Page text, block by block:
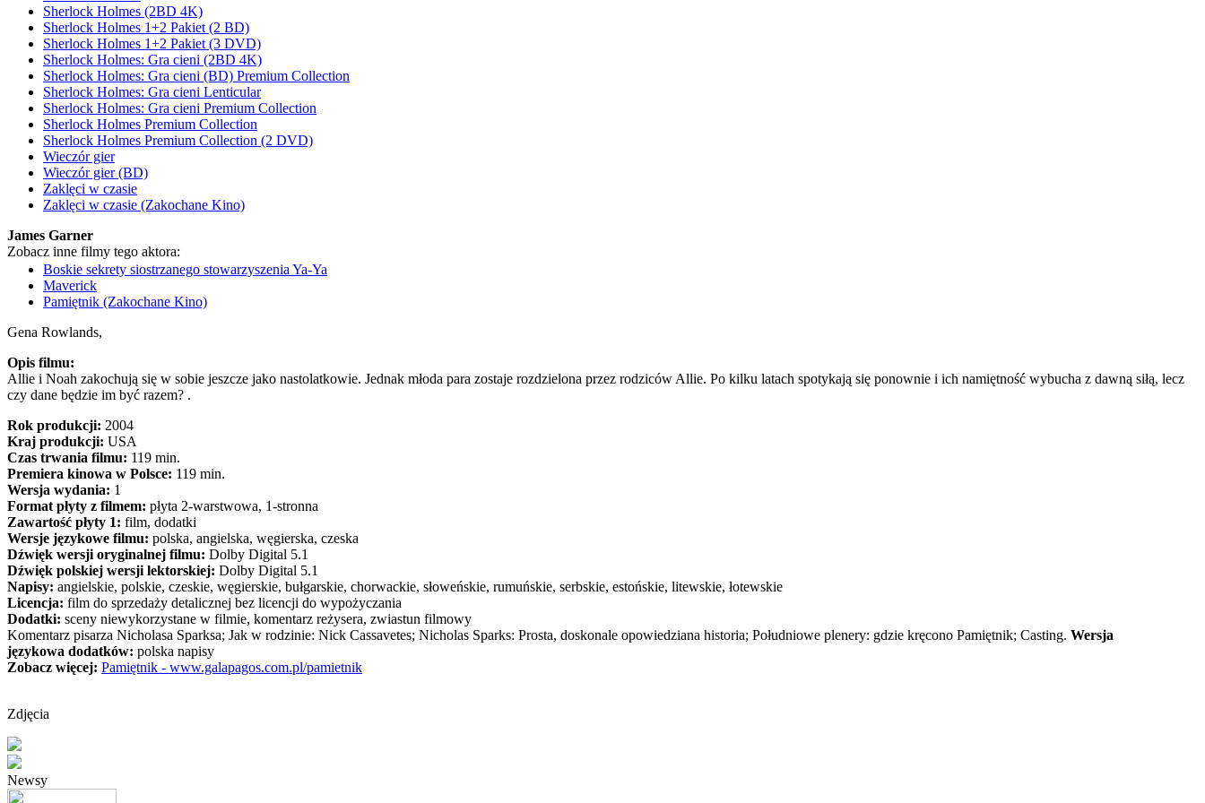
Sherlock Holmes (2BD 4K)
Sherlock Holmes 1+2 Pakiet (2 BD)
Sherlock Holmes 1+2 Pakiet (3 DVD)
Sherlock Holmes: Gra cieni (2BD 4K)
Sherlock Holmes: Gra cieni (BD) Premium Collection
Sherlock Holmes: Gra cieni Lenticular
Sherlock Holmes: Gra cieni Premium Collection
Sherlock Holmes Premium Collection
Sherlock Holmes Premium Collection (2 DVD)
Wieczór gier
Wieczór gier (BD)
Zaklęci w czasie
Zaklęci w czasie (Zakochane Kino)
James Garner
Zobacz inne filmy tego aktora:
Boskie sekrety siostrzanego stowarzyszenia Ya-Ya
Maverick
Pamiętnik (Zakochane Kino)
Gena Rowlands,
Opis filmu:
Allie i Noah zakochują się w sobie jeszcze jako nastolatkowie. Jednak młoda para zostaje rozdzielona przez rodziców Allie. Po kilku latach spotykają się ponownie i ich namiętność wybucha z dawną siłą, lecz
czy dane będzie im być razem? .
Rok produkcji: 2004
Kraj produkcji: USA
Czas trwania filmu: 119 min.
Premiera kinowa w Polsce: 119 min.
Wersja wydania: 1
Format płyty z filmem: płyta 2-warstwowa, 1-stronna
Zawartość płyty 1: film, dodatki
Wersje językowe filmu: polska, angielska, węgierska, czeska
Dźwięk wersji oryginalnej filmu: Dolby Digital 5.1
Dźwięk polskiej wersji lektorskiej: Dolby Digital 5.1
Napisy: angielskie, polskie, czeskie, węgierskie, bułgarskie, chorwackie, słoweńskie, rumuńskie, serbskie, estońskie, litewskie, łotewskie
Licencja: film do sprzedaży detalicznej bez licencji do wypożyczania
Dodatki: sceny niewykorzystane w filmie, komentarz reżysera, zwiastun filmowy
Komentarz pisarza Nicholasa Sparksa; Jak w rodzinie: Nick Cassavetes; Nicholas Sparks: Prosta, doskonale opowiedziana historia; Południowe plenery: gdzie kręcono Pamiętnik; Casting. Wersja
językowa dodatków: polska napisy
Zobacz więcej: Pamiętnik - www.galapagos.com.pl/pamietnik
Zdjęcia
Newsy